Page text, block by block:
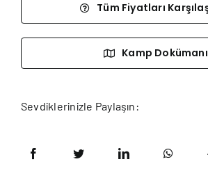
Tüm Fiyatları
Kamp Dokümanı
Sevdiklerinizle Paylaşın: